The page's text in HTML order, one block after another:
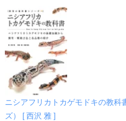
ニシアフリカトカゲモドキの教科
ズ） [ 西沢 雅 ]